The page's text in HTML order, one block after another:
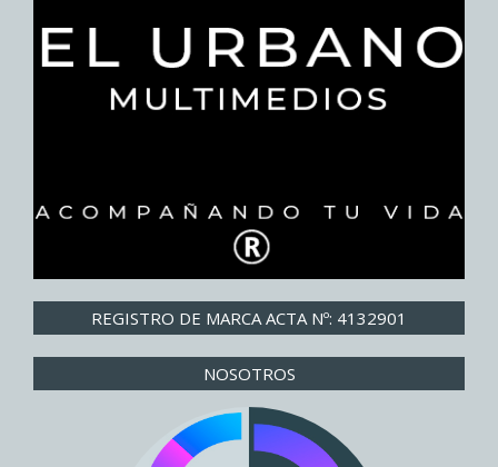
REGISTRO DE MARCA ACTA Nº: 4132901
NOSOTROS